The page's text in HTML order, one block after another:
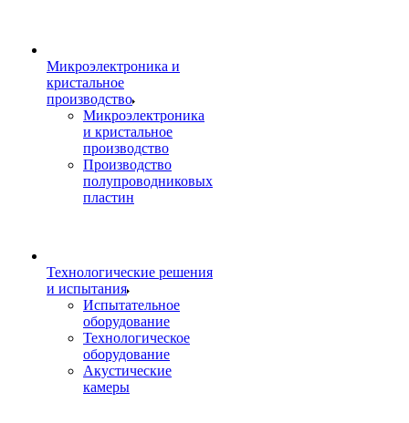
Микроэлектроника и
кристальное
производство
Микроэлектроника
и кристальное
производство
Производство
полупроводниковых
пластин
Технологические решения
и испытания
Испытательное
оборудование
Технологическое
оборудование
Акустические
камеры